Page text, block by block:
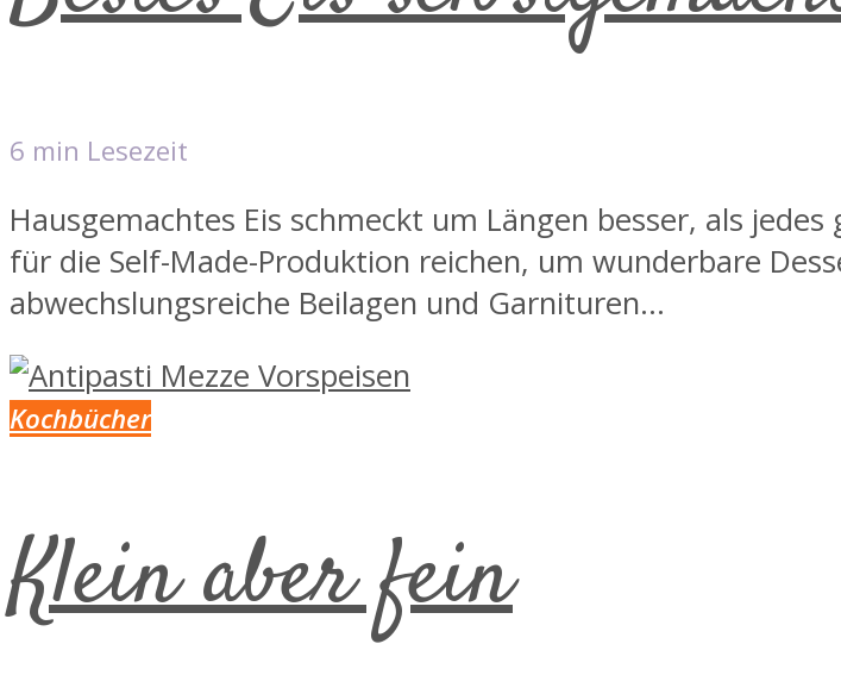
6 min Lesezeit
Hausgemachtes Eis schmeckt um Längen besser, als
für die Self-Made-Produktion reichen, um wunderbare
abwechslungsreiche Beilagen und Garnituren...
Kochbücher
Klein aber fein